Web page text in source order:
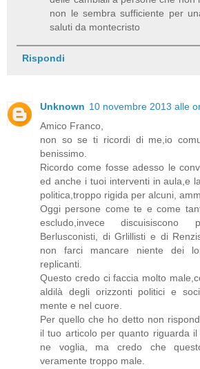
non le sembra sufficiente per
saluti da montecristo
Rispondi
Unknown 10 novembre 2013 alle
Amico Franco,
non so se ti ricordi di me,io
benissimo.
Ricordo come fosse adesso le
ed anche i tuoi interventi in aula,e
politica,troppo rigida per alcuni,
Oggi persone come te e come
escludo,invece
Berlusconisti, di Grlillisti e di
non farci mancare niente dei
replicanti.
Questo credo ci faccia molto
aldilà degli orizzonti politici e
mente e nel cuore.
Per quello che ho detto non
il tuo articolo per quanto riguarda
ne voglia, ma credo che
veramente troppo male.